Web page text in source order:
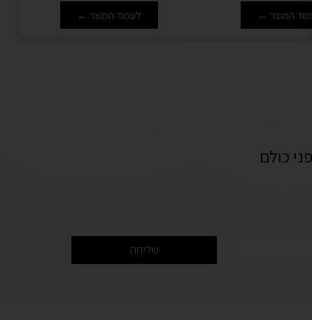
המוצר ← לעמוד המוצר ←
כולם
שליחה